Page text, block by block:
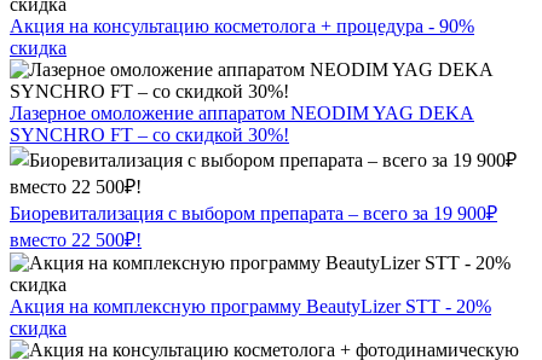
Акция на консультацию косметолога + процедура - 90%
скидка
Лазерное омоложение аппаратом NEODIM YAG DEKA
SYNCHRO FT – со скидкой 30%!
Биоревитализация с выбором препарата – всего за 19 900₽
вместо 22 500₽!
Акция на комплексную программу BeautyLizer STT - 20%
скидка